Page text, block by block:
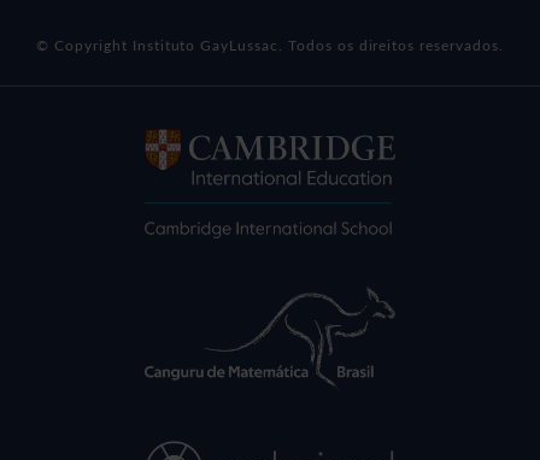
© Copyright Instituto GayLussac. Todos os direitos reservados.